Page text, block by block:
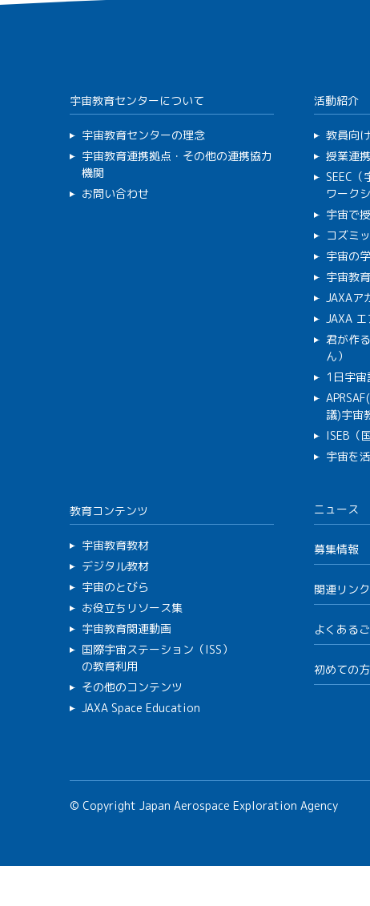
宇宙教育センターについて
宇宙教育センターの理念
宇宙教育連携拠点・その他の連携協力
機関
お問い合わせ
活動紹介
教員向
授業連携
SEEC
ワーク
宇宙で
コズミ
宇宙の
宇宙教
JAXAア
JAXA
君が作
ん）
1日宇宙
議)宇宙
ISEB（
宇宙を
教育コンテンツ
宇宙教育教材
デジタル教材
宇宙のとびら
お役立ちリソース集
宇宙教育関連動画
国際宇宙ステーション（ISS）
の教育利用
その他のコンテンツ
JAXA Space Education
ニュース
募集情報
関連リンク
よくある
初めての
© Copyright Japan Aerospace Exploration Agency